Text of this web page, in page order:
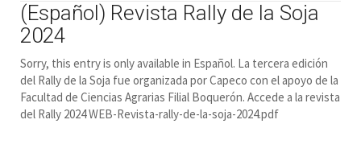
(Español) Revista Rally de la Soja
2024
Sorry, this entry is only available in Español. La tercera edición
del Rally de la Soja fue organizada por Capeco con el apoyo de la
Facultad de Ciencias Agrarias Filial Boquerón. Accede a la revista
del Rally 2024 WEB-Revista-rally-de-la-soja-2024.pdf